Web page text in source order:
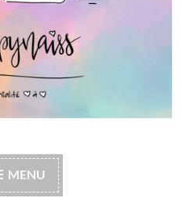
à coeur
MENU